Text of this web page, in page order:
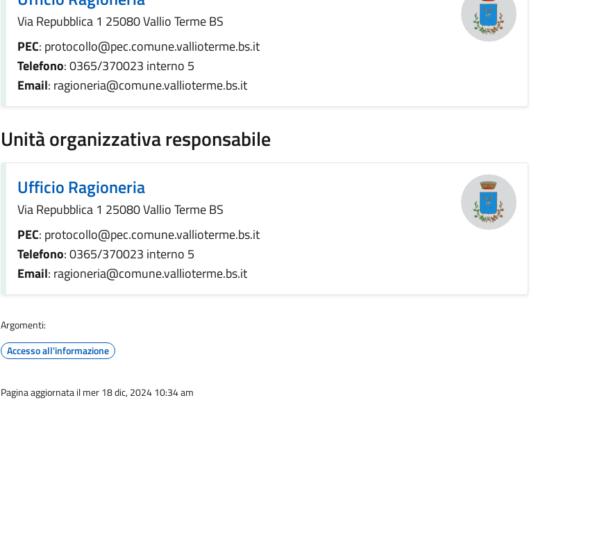
Via Repubblica 1 25080 Vallio Terme BS
PEC: protocollo@pec.comune.vallioterme.bs.it
Telefono: 0365/370023 interno 5
Email: ragioneria@comune.vallioterme.bs.it
Unità organizzativa responsabile
Ufficio Ragioneria
Via Repubblica 1 25080 Vallio Terme BS
PEC: protocollo@pec.comune.vallioterme.bs.it
Telefono: 0365/370023 interno 5
Email: ragioneria@comune.vallioterme.bs.it
Argomenti:
Accesso all'informazione
Pagina aggiornata il mer 18 dic, 2024 10:34 am